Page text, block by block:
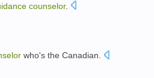
counselor.
who's the Canadian.